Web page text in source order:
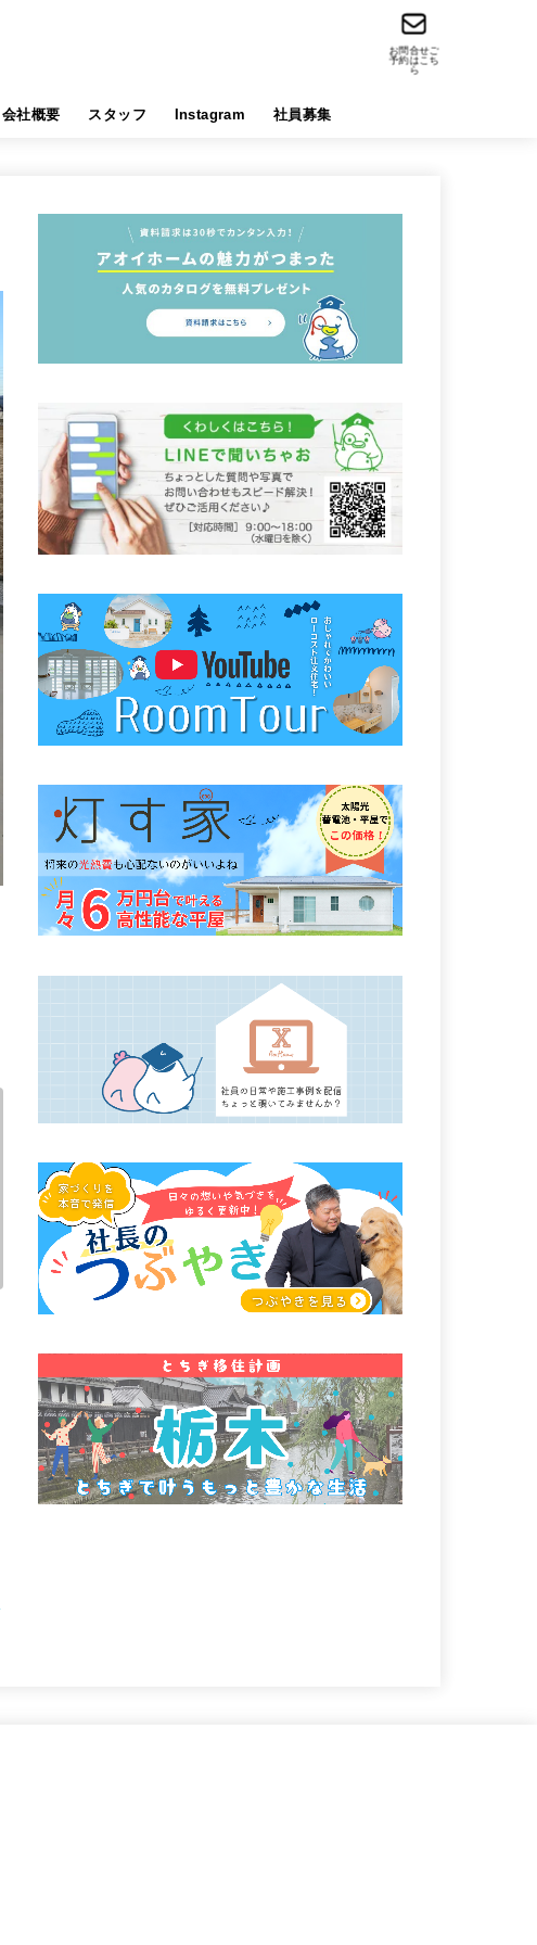
会社概要 スタッフ Instagram 社員募集
お問合せご
予約はこち
ら